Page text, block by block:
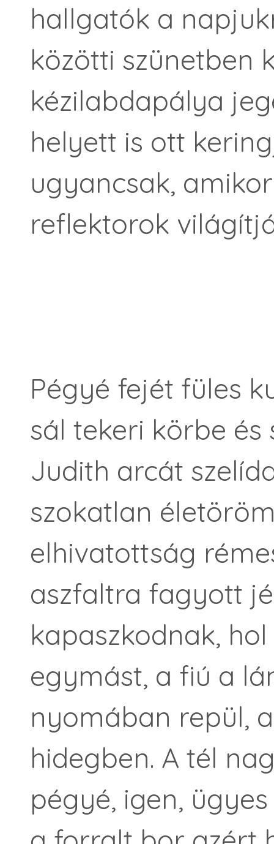
hallgatók a
közötti szünetben
kézilabdapálya
helyett is ott
ugyancsak,
reflektorok
Pégyé fejét füles
sál tekeri körbe
Judith arcát
szokatlan
elhivatottság
aszfaltra fagyott
kapaszkodnak,
egymást, a fiú a
nyomában repül,
hidegben. A tél
pégyé, igen,